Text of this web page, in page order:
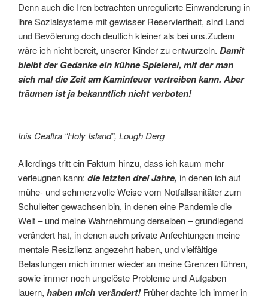
Denn auch die Iren betrachten unregulierte Einwanderung in
ihre Sozialsysteme mit gewisser Reserviertheit, sind Land
und Bevölerung doch deutlich kleiner als bei uns.Zudem
wäre ich nicht bereit, unserer Kinder zu entwurzeln. Damit
bleibt der Gedanke ein kühne Spielerei, mit der man
sich mal die Zeit am Kaminfeuer vertreiben kann. Aber
träumen ist ja bekanntlich nicht verboten!
Inis Cealtra “Holy Island”, Lough Derg
Allerdings tritt ein Faktum hinzu, dass ich kaum mehr
verleugnen kann: die letzten drei Jahre, in denen ich auf
mühe- und schmerzvolle Weise vom Notfallsanitäter zum
Schulleiter gewachsen bin, in denen eine Pandemie die
Welt – und meine Wahrnehmung derselben – grundlegend
verändert hat, in denen auch private Anfechtungen meine
mentale Resizlienz angezehrt haben, und vielfältige
Belastungen mich immer wieder an meine Grenzen führen,
sowie immer noch ungelöste Probleme und Aufgaben
lauern, haben mich verändert!Früher dachte ich immer in